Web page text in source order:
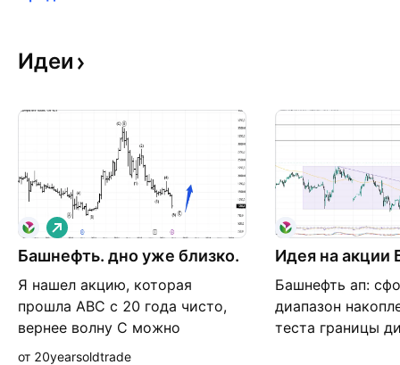
Идеи
Башнефть. дно уже близко.
Я нашел акцию, которая
прошла АВС с 20 года чисто,
вернее волну С можно
разметить чистокровным
Д
л
и
н
я
от 20yearsoldtrade
Идея на акции
Башнефть ап:
диапазон
теста границы